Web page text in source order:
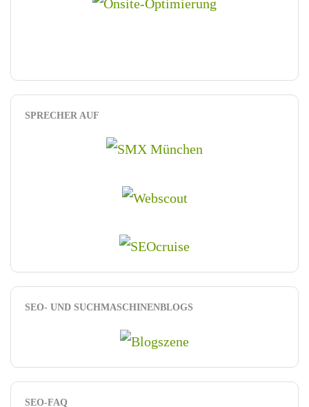
SPRECHER AUF
SEO- UND SUCHMASCHINENBLOGS
SEO-FAQ